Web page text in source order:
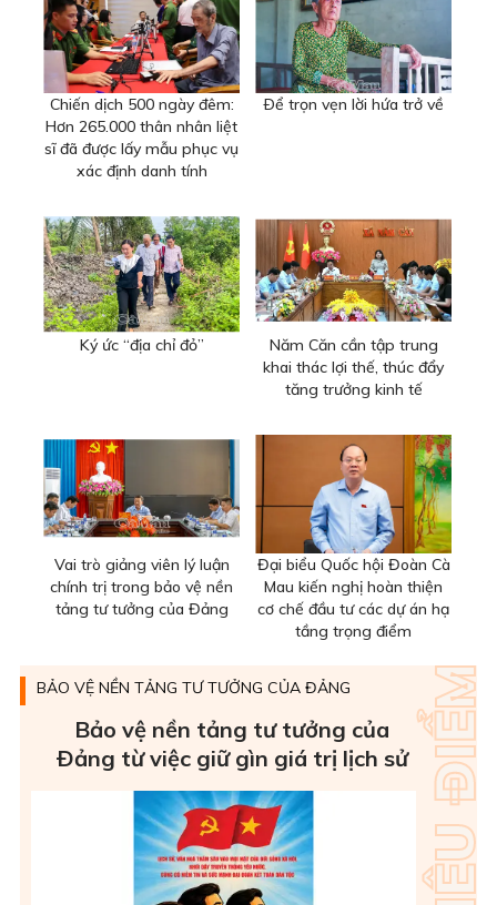
Chiến dịch 500 ngày đêm:
Hơn 265.000 thân nhân liệt
sĩ đã được lấy mẫu phục vụ
xác định danh tính
Ðể trọn vẹn lời hứa trở về
Ký ức “địa chỉ đỏ”
Năm Căn cần tập trung
khai thác lợi thế, thúc đẩy
tăng trưởng kinh tế
Vai trò giảng viên lý luận
chính trị trong bảo vệ nền
tảng tư tưởng của Đảng
Đại biểu Quốc hội Đoàn Cà
Mau kiến nghị hoàn thiện
cơ chế đầu tư các dự án hạ
tầng trọng điểm
BẢO VỆ NỀN TẢNG TƯ TƯỞNG CỦA ĐẢNG
Bảo vệ nền tảng tư tưởng của
Ðảng từ việc giữ gìn giá trị lịch sử